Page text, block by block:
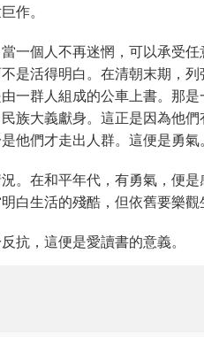
作。
一個人不再迷惘，可以承受
是活得明白。在清朝末期，
一群人組成的公車上書。那
族大義獻身。這正是因為他
他們才走出人群。這便是勇氣。
。在和平年代，有勇氣，便
白生活的殘酷，但依舊要樂觀
抗，這便是愛讀書的意義。